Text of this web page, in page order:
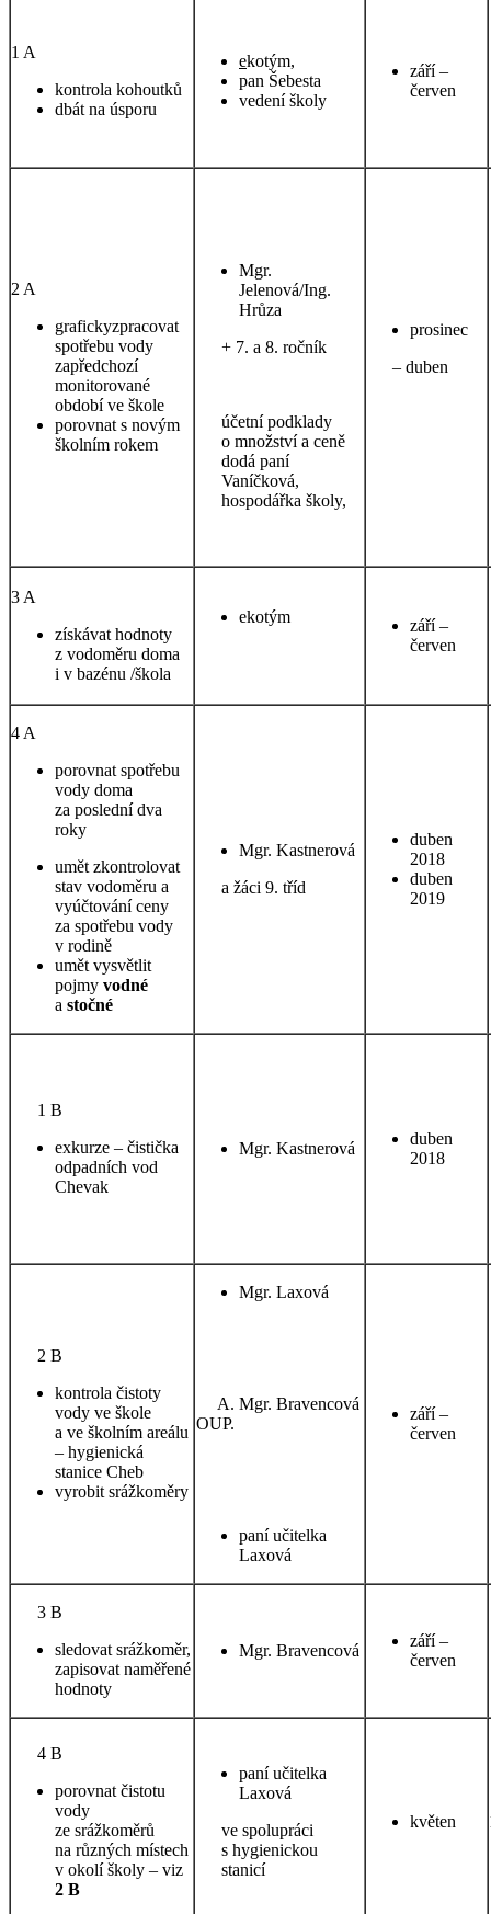
1 A
kontrola kohoutků
dbát na úsporu
ekotým,
pan Šebesta
vedení školy
září –
červen
2 A
grafickyzpracovat
spotřebu vody
zapředchozí
monitorované
období ve škole
porovnat s novým
školním rokem
Mgr.
Jelenová/Ing.
Hrůza
+ 7. a 8. ročník
účetní podklady
o množství a ceně
dodá paní
Vaníčková,
hospodářka školy,
prosinec
– duben
3 A
získávat hodnoty
z vodoměru doma
i v bazénu /škola
ekotým
září –
červen
4 A
porovnat spotřebu
vody doma
za poslední dva
roky
umět zkontrolovat
stav vodoměru a
vyúčtování ceny
za spotřebu vody
v rodině
umět vysvětlit
pojmy vodné
a stočné
Mgr. Kastnerová
a žáci 9. tříd
duben
2018
duben
2019
1 B
exkurze – čistička
odpadních vod
Chevak
Mgr. Kastnerová
duben
2018
2 B
kontrola čistoty
vody ve škole
a ve školním areálu
– hygienická
stanice Cheb
vyrobit srážkoměry
Mgr. Laxová
Mgr. Bravencová
paní učitelka
Laxová
září –
červen
3 B
sledovat srážkoměr,
zapisovat naměřené
hodnoty
Mgr. Bravencová
září –
červen
4 B
porovnat čistotu
vody
ze srážkoměrů
na různých místech
v okolí školy – viz
2 B
paní učitelka
Laxová
ve spolupráci
s hygienickou
stanicí
květen